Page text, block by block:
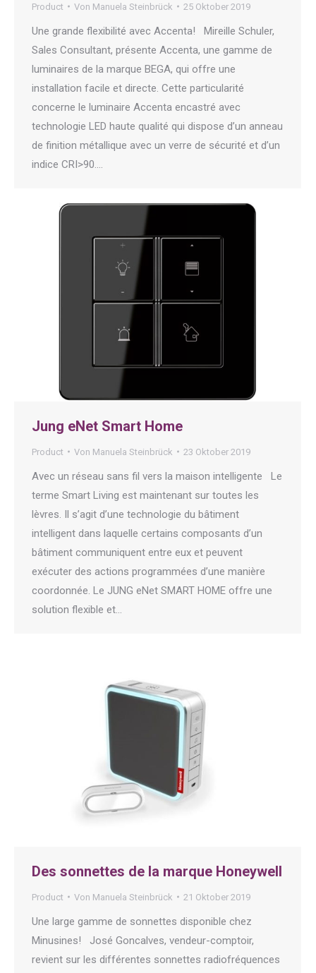
Product Von Manuela Steinbrück 25 Oktober 2019
Une grande flexibilité avec Accenta! Mireille Schuler,
Sales Consultant, présente Accenta, une gamme de
luminaires de la marque BEGA, qui offre une
installation facile et directe. Cette particularité
concerne le luminaire Accenta encastré avec
technologie LED haute qualité qui dispose d’un anneau
de finition métallique avec un verre de sécurité et d’un
indice CRI>90.…
Jung eNet Smart Home
Product Von Manuela Steinbrück 23 Oktober 2019
Avec un réseau sans fil vers la maison intelligente Le
terme Smart Living est maintenant sur toutes les
lèvres. Il s’agit d’une technologie du bâtiment
intelligent dans laquelle certains composants d’un
bâtiment communiquent entre eux et peuvent
exécuter des actions programmées d’une manière
coordonnée. Le JUNG eNet SMART HOME offre une
solution flexible et…
Des sonnettes de la marque Honeywell
Product Von Manuela Steinbrück 21 Oktober 2019
Une large gamme de sonnettes disponible chez
Minusines! José Goncalves, vendeur-comptoir,
revient sur les différentes sonnettes radiofréquences